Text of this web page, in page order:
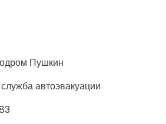
Пушкин
автоэвакуации